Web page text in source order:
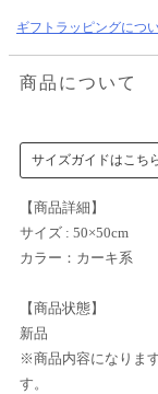
ギフトラッピングにつ
商品について
サイズガイドはこち
【商品詳細】
サイズ : 50×50cm
カラー：カーキ系
【商品状態】
新品
※商品内容になりま
す。